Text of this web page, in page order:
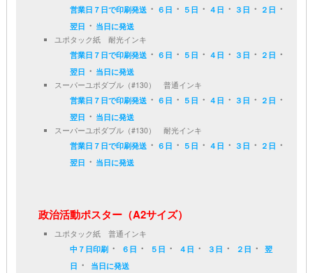
営業日７日で印刷発送 ・ ６日 ・ ５日 ・ ４日 ・ ３日 ・ ２日 ・
翌日 ・ 当日に発送
ユポタック紙 耐光インキ
営業日７日で印刷発送 ・ ６日 ・ ５日 ・ ４日 ・ ３日 ・ ２日 ・
翌日 ・ 当日に発送
スーパーユポダブル（#130） 普通インキ
営業日７日で印刷発送 ・ ６日 ・ ５日 ・ ４日 ・ ３日 ・ ２日 ・
翌日 ・ 当日に発送
スーパーユポダブル（#130） 耐光インキ
営業日７日で印刷発送 ・ ６日 ・ ５日 ・ ４日 ・ ３日 ・ ２日 ・
翌日 ・ 当日に発送
政治活動ポスター（A2サイズ）
ユポタック紙 普通インキ
中７日印刷 ・ ６日 ・ ５日 ・ ４日 ・ ３日 ・ ２日 ・翌
日 ・
当日に発送